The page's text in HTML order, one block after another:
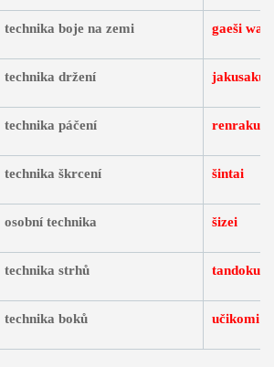
technika boje na zemi gaeši
technika držení jakusaku
technika páčení renraku
technika škrcení šintai
osobní technika šizei
technika strhů
technika boků učikomi